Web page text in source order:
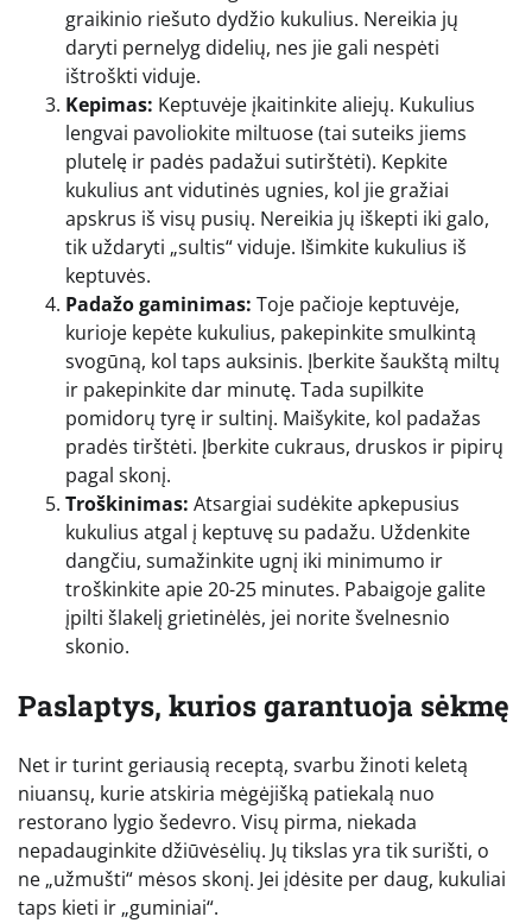
graikinio riešuto dydžio kukulius. Nereikia jų
daryti pernelyg didelių, nes jie gali nespėti
ištroškti viduje.
Kepimas: Keptuvėje įkaitinkite aliejų. Kukulius
lengvai pavoliokite miltuose (tai suteiks jiems
plutelę ir padės padažui sutirštėti). Kepkite
kukulius ant vidutinės ugnies, kol jie gražiai
apskrus iš visų pusių. Nereikia jų iškepti iki galo,
tik uždaryti „sultis“ viduje. Išimkite kukulius iš
keptuvės.
Padažo gaminimas: Toje pačioje keptuvėje,
kurioje kepėte kukulius, pakepinkite smulkintą
svogūną, kol taps auksinis. Įberkite šaukštą miltų
ir pakepinkite dar minutę. Tada supilkite
pomidorų tyrę ir sultinį. Maišykite, kol padažas
pradės tirštėti. Įberkite cukraus, druskos ir pipirų
pagal skonį.
Troškinimas: Atsargiai sudėkite apkepusius
kukulius atgal į keptuvę su padažu. Uždenkite
dangčiu, sumažinkite ugnį iki minimumo ir
troškinkite apie 20-25 minutes. Pabaigoje galite
įpilti šlakelį grietinėlės, jei norite švelnesnio
skonio.
Paslaptys, kurios garantuoja sėkmę
Net ir turint geriausią receptą, svarbu žinoti keletą
niuansų, kurie atskiria mėgėjišką patiekalą nuo
restorano lygio šedevro. Visų pirma, niekada
nepadauginkite džiūvėsėlių. Jų tikslas yra tik surišti, o
ne „užmušti“ mėsos skonį. Jei įdėsite per daug, kukuliai
taps kieti ir „guminiai“.